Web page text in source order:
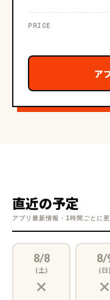
PRICE
ア
直近の予定
アプリ最新情報・1時間ごとに
8/8
(土)
×
8/
(日)
×